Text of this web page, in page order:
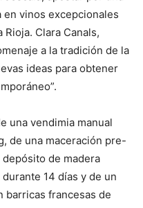
vinos excepcionales
Clara Canals,
a la tradición de la
ideas para obtener
una vendimia manual
de una maceración pre-
de madera
14 días y de un
barricas francesas de